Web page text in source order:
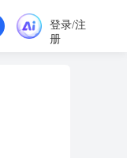
登录/注
册